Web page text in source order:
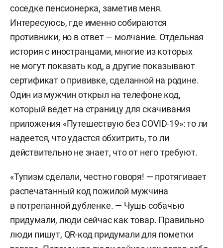
соседке пенсионерка, заметив меня.
Интересуюсь, где именно собираются
противники, но в ответ — молчание. Отдельная
история с иностранцами, многие из которых
не могут показать код, а другие показывают
сертификат о прививке, сделанной на родине.
Один из мужчин открыл на телефоне код,
который ведет на страницу для скачивания
приложения «Путешествую без COVID-19»: то ли
надеется, что удастся обхитрить, то ли
действительно не знает, что от него требуют.
«Тупизм сделали, честно говоря! — протягивает
распечатанный код пожилой мужчина
в потрепанной дубленке. — Чушь собачью
придумали, люди сейчас как товар. Правильно
люди пишут, QR-код придумали для пометки